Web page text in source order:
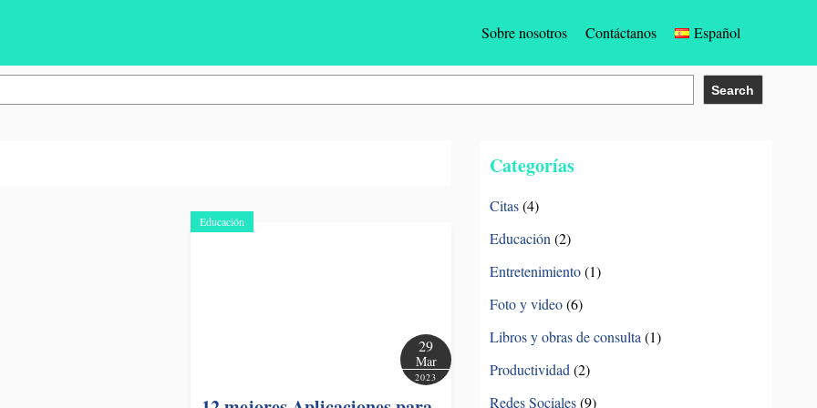
Sobre nosotros Contáctanos Español
English
Search
Educación
29
Mar
2023
Categorías
Citas(4)
Educación (2)
Entretenimiento(1)
Foto y video(6)
Libros y obras de consulta (1)
Productividad (2)
Redes Sociales(9)